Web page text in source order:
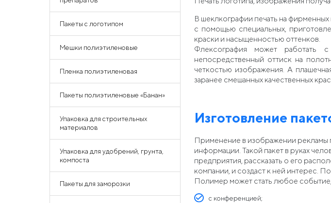
Пакеты с логотипом
Мешки полиэтиленовые
Пленка полиэтиленовая
Пакеты полиэтиленовые «Банан»
Упаковка для строительных
материалов
Упаковка для удобрений, грунта,
компоста
Пакеты для заморозки
В шеклкографии печать на
с помощью специальных,
краски и насыщенностью оттенков.
Флексография может работать
непосредственный оттиск на
четкостью изображения. А
заранее смешанных качественных
Изготовление
Применение в изображении рекламы
информации. Такой пакет в руках
предприятия, рассказать о его
компании, и создаст к ней интерес.
Полимер может стать любое
с конференцией;